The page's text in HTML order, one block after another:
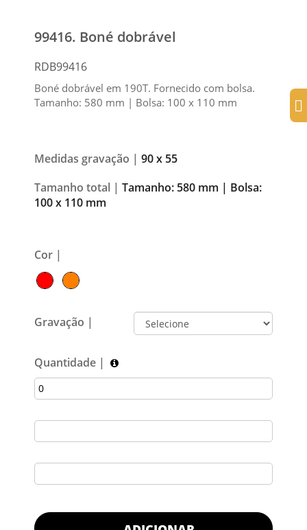
99416. Boné dobrável
RDB99416
Boné dobrável em 190T. Fornecido com bolsa.
Tamanho: 580 mm | Bolsa: 100 x 110 mm
Medidas gravação | 90 x 55
Tamanho total | Tamanho: 580 mm | Bolsa:
100 x 110 mm
Cor |
Gravação |
Quantidade |